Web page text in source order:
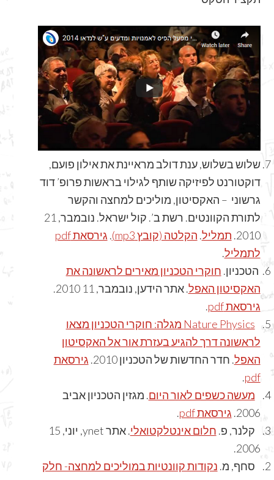
שלוש בשלוש, ענת דולב מראיינת את אילון פועם,
דוקטורנט לפיזיקה שותף לגילוי בראשות פרופ’ דוד
גרשוני – האקסיטון, מוליכים למחצה והקשר
לתורת הקוונטים. רשת ב’. קול ישראל. נובמבר, 21
2010. תמליל. הקלטה (קובץ mp3) .
גירסאת pdf
לתמליל.
הטכניון. חוקרי הטכניון מאירים לראשונה את
האקסיטון האפל. אתר הידען, נובמבר, 11 2010.
גירסאת pdf
.
Nature Physics מגלה: חוקרי הטכניון מצאו
לראשונה דרך להגיע בעזרת אור אל האקסיטון
האפל. חדר החדשות של הטכניון 2010.
גירסאת
pdf
.
מעשה כשפים לאור היום. מגזין הטכניון אביב
2006. גירסאת pdf
.
קלנר, פ. חלום אינטלקטואלי
. אתר ynet, יוני, 15
2006.
סחף, מ. נקודות קוונטיות במוליכים למחצה- חלק